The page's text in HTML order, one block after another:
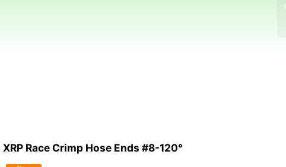
XRP Race Crimp Hose Ends #8-120°